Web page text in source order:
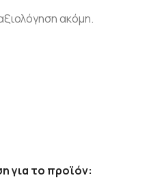
ακόμη.
για το προϊόν: